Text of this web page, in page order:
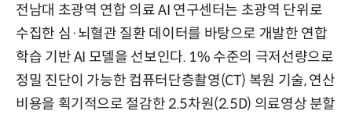
전남대 초광역 연합 의료 AI 연구센터는 초광역 단위로
수집한 심·뇌혈관 질환 데이터를 바탕으로 개발한 연합
학습 기반 AI 모델을 선보인다. 1% 수준의 극저선량으로
정밀 진단이 가능한 컴퓨터단층촬영(CT) 복원 기술, 연산
비용을 획기적으로 절감한 2.5차원(2.5D) 의료영상 분할